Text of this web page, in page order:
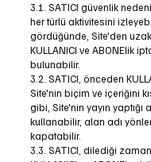
3.1. SATICI güvenlik
her türlü aktivitesini
gördüğünde, Site'den
KULLANICI ve ABONElik
bulunabilir.
3.2. SATICI, önceden
Site'nin biçim ve içeriğini
gibi, Site'nin yayın yaptığı
kullanabilir, alan adı
kapatabilir.
3.3. SATICI, dilediği